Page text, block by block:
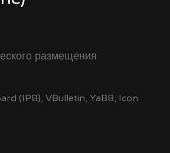
размещения
(IPB), VBulletin, YaBB, Icon